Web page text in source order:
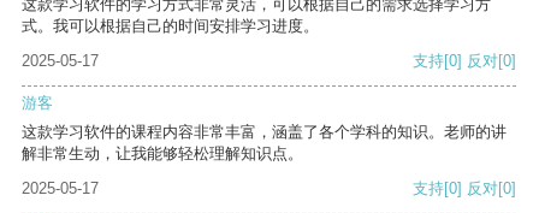
这款学习软件的学习方式非常灵活，可以根据自己的需求选择学习方
式。我可以根据自己的时间安排学习进度。
2025-05-17
支持[0] 反对[0]
游客
这款学习软件的课程内容非常丰富，涵盖了各个学科的知识。老师的讲
解非常生动，让我能够轻松理解知识点。
2025-05-17
支持[0] 反对[0]